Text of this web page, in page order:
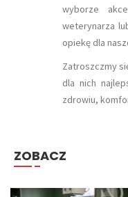
wyborze
weterynarza
opiekę dla
Zatroszczmy
dla nich
zdrowiu,
ZOBACZ